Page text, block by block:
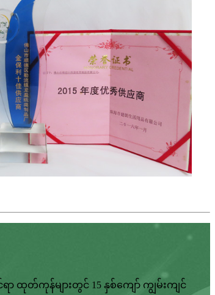
တ်ကုန်များတွင် 15 နှစ်ကျော် ကျွမ်းကျင်